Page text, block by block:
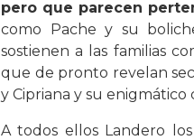
pero que parecen
como Pache y su
sostienen a las familias
que de pronto revelan
y Cipriana y su
A todos ellos Landero